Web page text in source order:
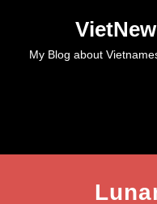
My Blog about